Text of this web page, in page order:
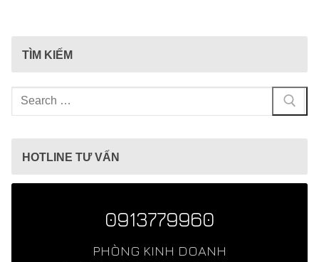
TÌM KIẾM
Tìm
kiếm
HOTLINE TƯ VẤN
0913779960
PHÒNG KINH DOANH